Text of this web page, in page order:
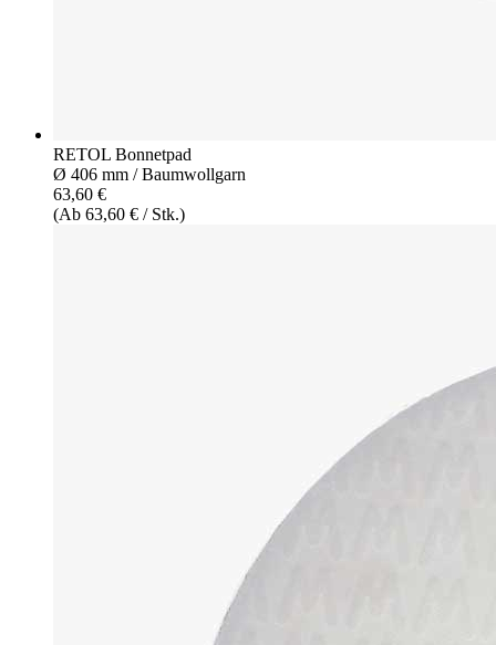
RETOL Bonnetpad
Ø 406 mm / Baumwollgarn
63,60 €
(Ab 63,60 € / Stk.)